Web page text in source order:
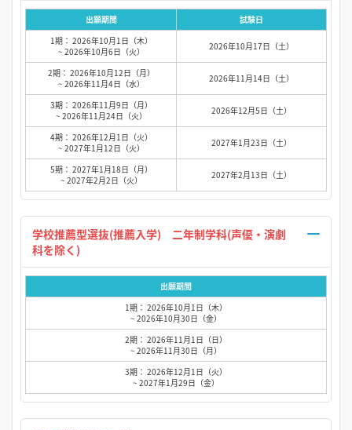
出願期間
試験日
1期： 2026年10月1日（木）
~ 2026年10月6日（火）
2026年10月17日（土）
2期： 2026年10月12日（月）
~ 2026年11月4日（水）
2026年11月14日（土）
3期： 2026年11月9日（月）
~ 2026年11月24日（火）
2026年12月5日（土）
4期： 2026年12月1日（火）
~ 2027年1月12日（火）
2027年1月23日（土）
5期： 2027年1月18日（月）
~ 2027年2月2日（火）
2027年2月13日（土）
学校推薦型選抜(推薦入学) 二年制学科(声優・演劇
出願期間
1期： 2026年10月1日（木）
~ 2026年10月30日（金）
2期： 2026年11月1日（日）
~ 2026年11月30日（月）
3期： 2026年12月1日（火）
~ 2027年1月29日（金）